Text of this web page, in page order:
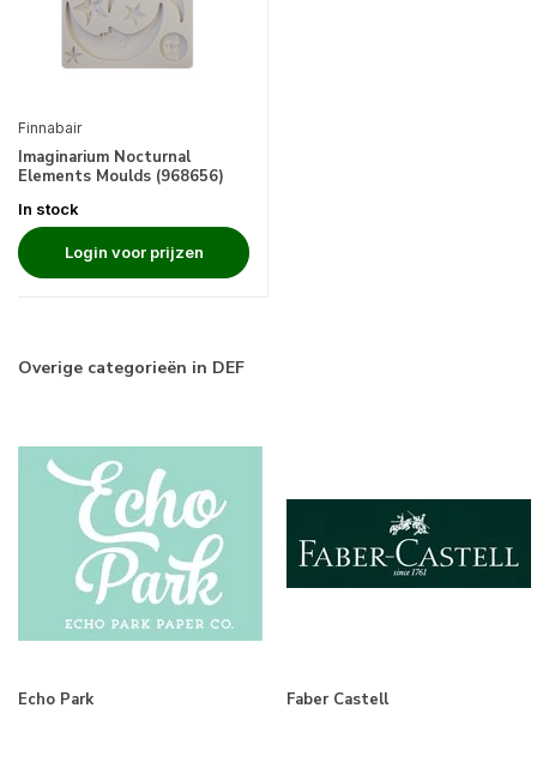
Finnabair
Imaginarium Nocturnal
Elements Moulds (968656)
In stock
Login voor prijzen
Overige categorieën in DEF
Echo Park Faber Castell